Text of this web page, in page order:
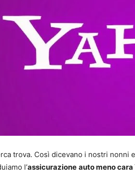
trova. Così dicevano i nostri nonni
l’assicurazione auto meno cara